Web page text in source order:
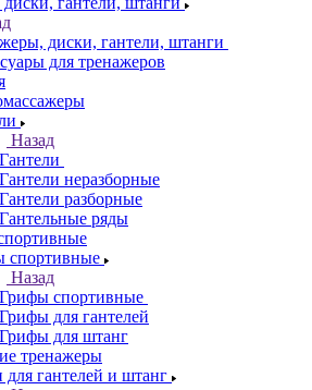
диски, гантели, штанги
для тренажеров
Назад
Гантели
Гантели неразборные
Гантели разборные
Гантельные ряды
спортивные
Назад
Грифы спортивные
Грифы для гантелей
Грифы для штанг
тренажеры
для гантелей и штанг